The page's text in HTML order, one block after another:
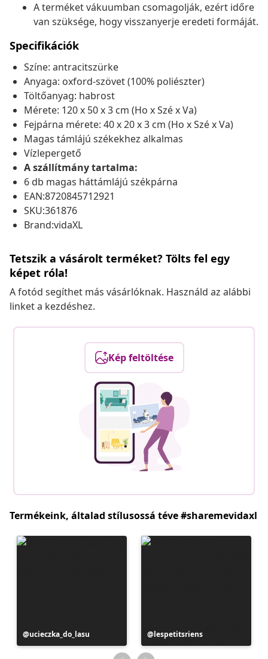
A terméket vákuumban csomagolják, ezért időre
van szüksége, hogy visszanyerje eredeti formáját.
Specifikációk
Színe: antracitszürke
Anyaga: oxford-szövet (100% poliészter)
Töltőanyag: habrost
Mérete: 120 x 50 x 3 cm (Ho x Szé x Va)
Fejpárna mérete: 40 x 20 x 3 cm (Ho x Szé x Va)
Magas támlájú székekhez alkalmas
Vízlepergető
A szállítmány tartalma:
6 db magas háttámlájú székpárna
EAN:8720845712921
SKU:361876
Brand:vidaXL
Tetszik a vásárolt terméket? Tölts fel egy
képet róla!
A fotód segíthet más vásárlóknak. Használd az alábbi
linket a kezdéshez.
Kép feltöltése
Termékeink, általad stílusossá téve #sharemevidaxl
Bejegyzés
közzétevője
ucieczka_do_lasu
Bejegyzés
közzétevője
lespetitsriens